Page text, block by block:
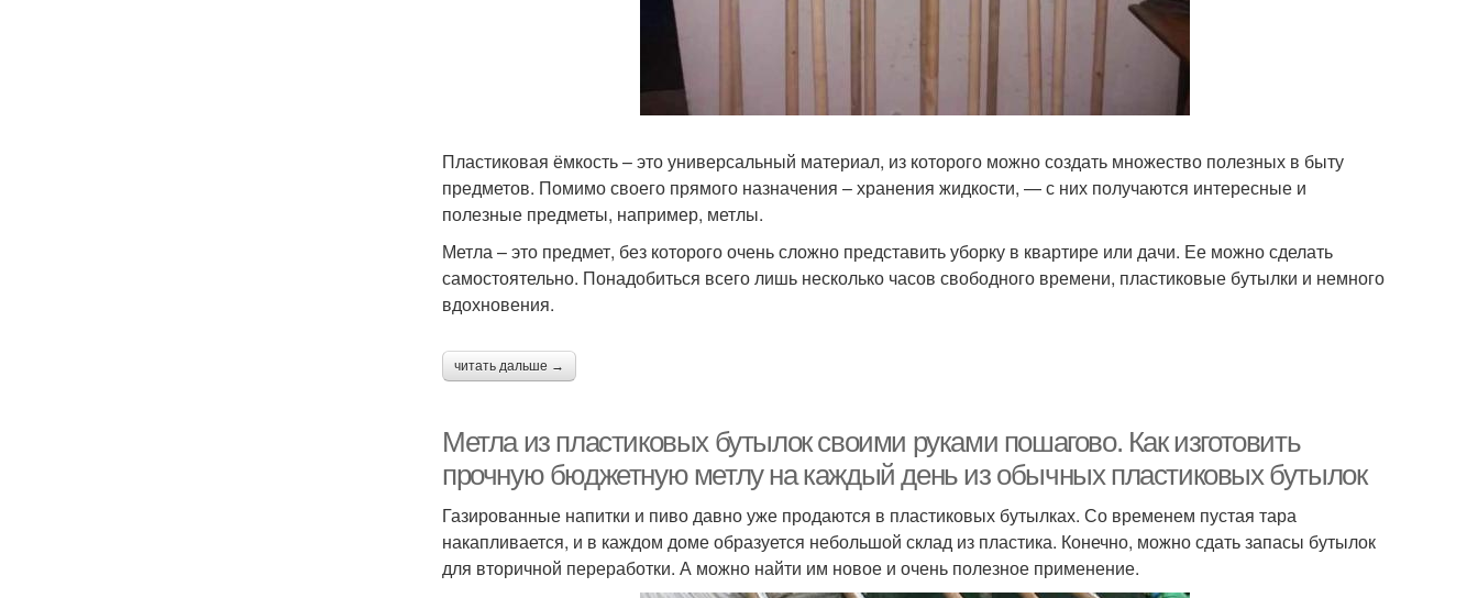
Пластиковая ёмкость – это универсальный материал, из которого можно создать множество полезных в быту
предметов. Помимо своего прямого назначения – хранения жидкости, — с них получаются интересные и
полезные предметы, например, метлы.
Метла – это предмет, без которого очень сложно представить уборку в квартире или дачи. Ее можно сделать
самостоятельно. Понадобиться всего лишь несколько часов свободного времени, пластиковые бутылки и немного
вдохновения.
читать дальше →
Метла из пластиковых бутылок своими руками пошагово. Как изготовить
прочную бюджетную метлу на каждый день из обычных пластиковых бутылок
Газированные напитки и пиво давно уже продаются в пластиковых бутылках. Со временем пустая тара
накапливается, и в каждом доме образуется небольшой склад из пластика. Конечно, можно сдать запасы бутылок
для вторичной переработки. А можно найти им новое и очень полезное применение.